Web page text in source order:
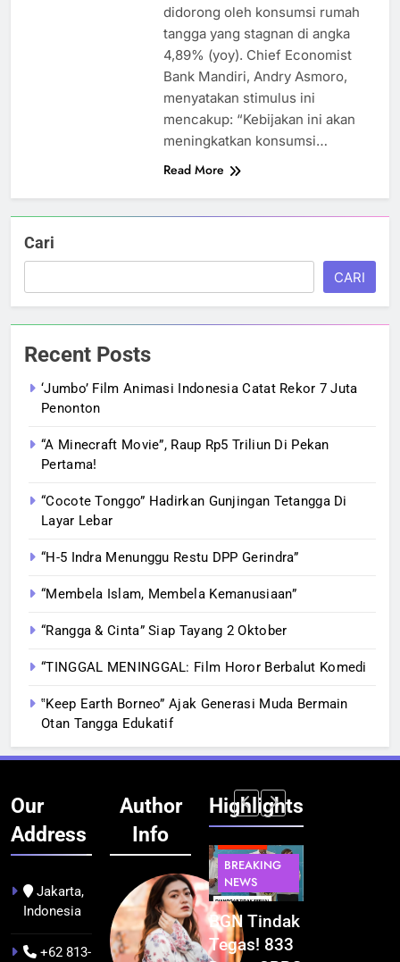
didorong oleh konsumsi rumah
tangga yang stagnan di angka
4,89% (yoy). Chief Economist
Bank Mandiri, Andry Asmoro,
menyatakan stimulus ini
mencakup: “Kebijakan ini akan
meningkatkan konsumsi…
Read More
Cari
CARI
Recent Posts
‘Jumbo’ Film Animasi Indonesia Catat Rekor 7 Juta
Penonton
“A Minecraft Movie”, Raup Rp5 Triliun Di Pekan
Pertama!
“Cocote Tonggo” Hadirkan Gunjingan Tetangga Di
Layar Lebar
“H-5 Indra Menunggu Restu DPP Gerindra”
“Membela Islam, Membela Kemanusiaan”
“Rangga & Cinta” Siap Tayang 2 Oktober
“TINGGAL MENINGGAL: Film Horor Berbalut Komedi
‟Keep Earth Borneo” Ajak Generasi Muda Bermain
Otan Tangga Edukatif
Our
Address
Jakarta,
Indonesia
+62 813-
Author
Info
Highlights
BERITA
BUDAYA
Pontianak
dalam Peta
BERITA
NEWS
Festival
Budaya
BREAKING
NEWS
BGN Tindak
Tegas! 833